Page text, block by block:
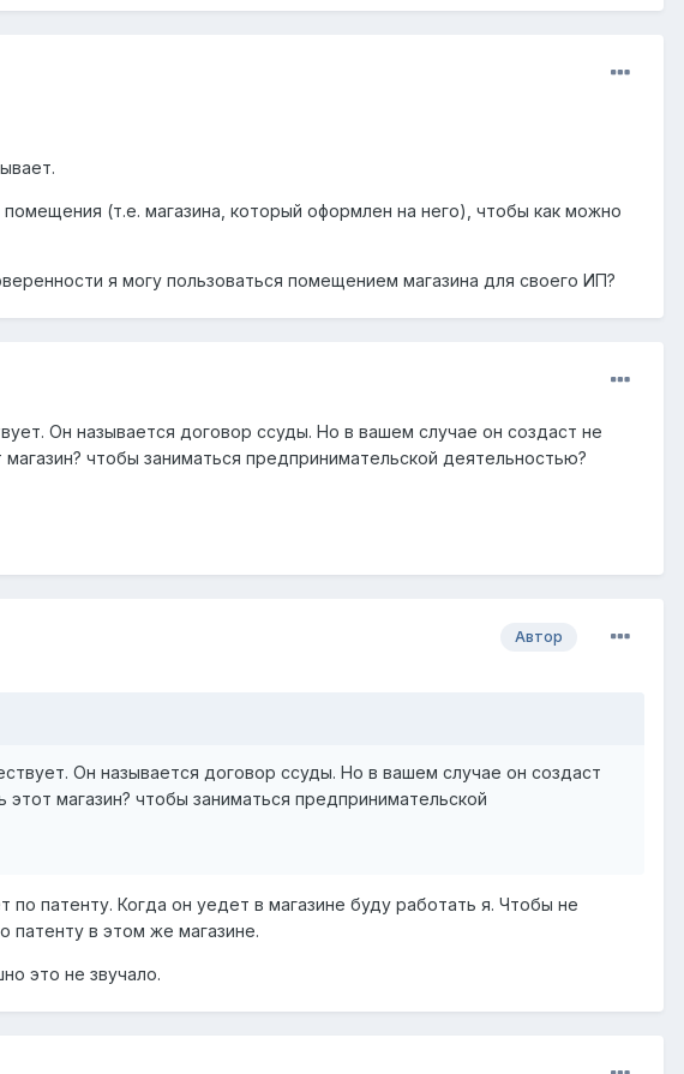
(т.е. магазина, который оформлен на него), чтобы как можно
я могу пользоваться помещением магазина для своего ИП?
Он называется договор ссуды. Но в вашем случае он создаст не
чтобы заниматься предпринимательской деятельностью?
Автор
Он называется договор ссуды. Но в вашем случае он создаст
магазин? чтобы заниматься предпринимательской
патенту. Когда он уедет в магазине буду работать я. Чтобы не
патенту в этом же магазине.
это не звучало.